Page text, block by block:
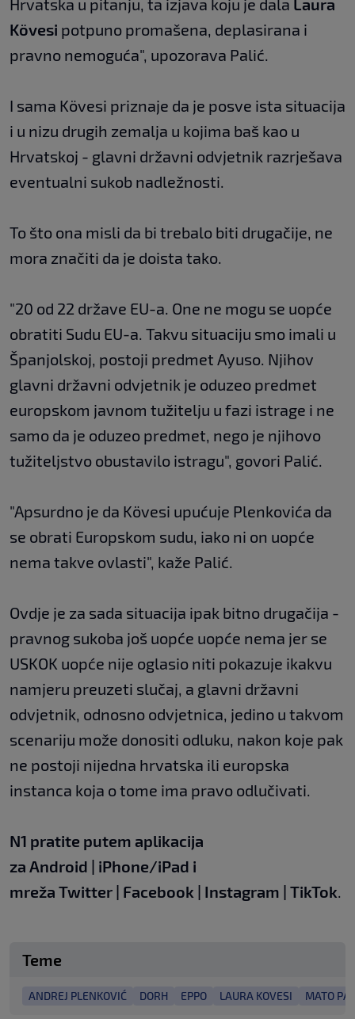
Hrvatska u pitanju, ta izjava koju je dala Laura
Kövesi potpuno promašena, deplasirana i
pravno nemoguća", upozorava Palić.
I sama Kövesi priznaje da je posve ista situacija
i u nizu drugih zemalja u kojima baš kao u
Hrvatskoj - glavni državni odvjetnik razrješava
eventualni sukob nadležnosti.
To što ona misli da bi trebalo biti drugačije, ne
mora značiti da je doista tako.
"20 od 22 države EU-a. One ne mogu se uopće
obratiti Sudu EU-a. Takvu situaciju smo imali u
Španjolskoj, postoji predmet Ayuso. Njihov
glavni državni odvjetnik je oduzeo predmet
europskom javnom tužitelju u fazi istrage i ne
samo da je oduzeo predmet, nego je njihovo
tužiteljstvo obustavilo istragu", govori Palić.
"Apsurdno je da Kövesi upućuje Plenkovića da
se obrati Europskom sudu, iako ni on uopće
nema takve ovlasti", kaže Palić.
Ovdje je za sada situacija ipak bitno drugačija -
pravnog sukoba još uopće uopće nema jer se
USKOK uopće nije oglasio niti pokazuje ikakvu
namjeru preuzeti slučaj, a glavni državni
odvjetnik, odnosno odvjetnica, jedino u takvom
scenariju može donositi odluku, nakon koje pak
ne postoji nijedna hrvatska ili europska
instanca koja o tome ima pravo odlučivati.
N1 pratite putem aplikacija
za Android | iPhone/iPad i
mreža Twitter | Facebook | Instagram | TikTok.
Teme
ANDREJ PLENKOVIĆ DORH EPPO LAURA KOVESI MATO